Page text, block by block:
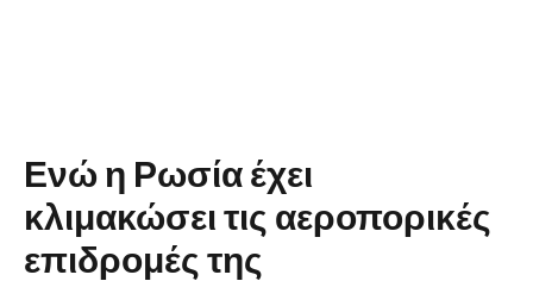
Ενώ η Ρωσία έχει
κλιμακώσει τις αεροπορικές
επιδρομές της